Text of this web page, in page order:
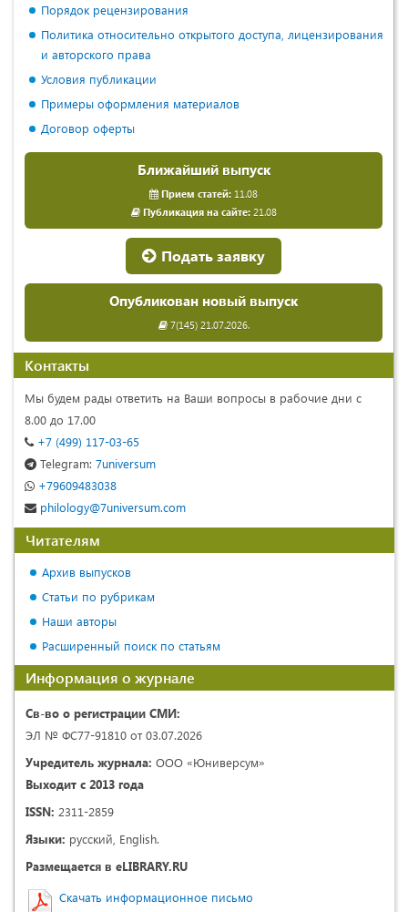
Порядок рецензирования
Политика относительно открытого доступа, лицензирования
и авторского права
Условия публикации
Примеры оформления материалов
Договор оферты
Ближайший выпуск
Прием статей: 11.08
Публикация на сайте:21.08
Подать заявку
Опубликован новый выпуск
7(145) 21.07.2026.
Контакты
Мы будем рады ответить на Ваши вопросы в рабочие дни с
8.00 до 17.00
+7 (499) 117-03-65
Telegram: 7universum
+79609483038
philology@7universum.com
Читателям
Архив выпусков
Статьи по рубрикам
Наши авторы
Расширенный поиск по статьям
Информация о журнале
Св-во о регистрации СМИ:
ЭЛ № ФС77-91810 от 03.07.2026
Учредитель журнала: ООО «Юниверсум»
Выходит с 2013 года
ISSN: 2311-2859
Языки: русский, English.
Размещается в eLIBRARY.RU
Скачать информационное письмо